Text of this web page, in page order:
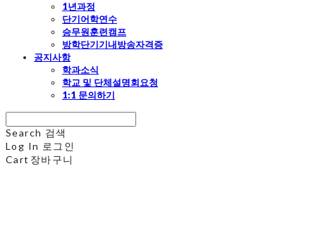
1년과정
단기어학연수
승무원훈련캠프
방학단기기내방송자격증
공지사항
학과소식
학교 및 단체설명회요청
1:1 문의하기
Search 검색
Log In 로그인
Cart 장바구니